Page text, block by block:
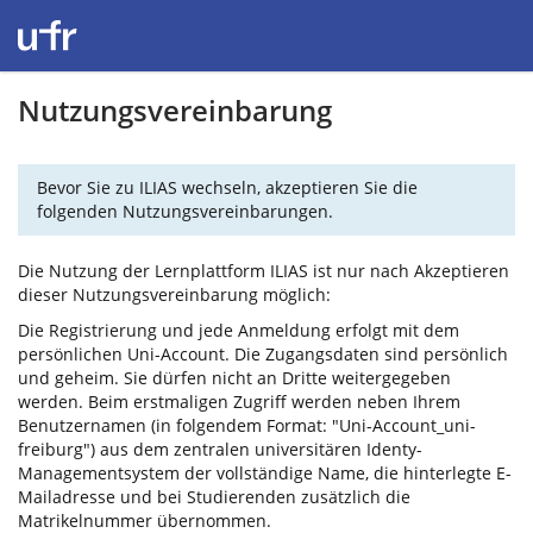
Nutzungsvereinbarung
Bevor Sie zu ILIAS wechseln, akzeptieren Sie die
folgenden Nutzungsvereinbarungen.
Die Nutzung der Lernplattform ILIAS ist nur nach Akzeptieren
dieser Nutzungsvereinbarung möglich:
Die Registrierung und jede Anmeldung erfolgt mit dem
persönlichen Uni-Account. Die Zugangsdaten sind persönlich
und geheim. Sie dürfen nicht an Dritte weitergegeben
werden. Beim erstmaligen Zugriff werden neben Ihrem
Benutzernamen (in folgendem Format: "Uni-Account_uni-
freiburg") aus dem zentralen universitären Identy-
Managementsystem der vollständige Name, die hinterlegte E-
Mailadresse und bei Studierenden zusätzlich die
Matrikelnummer übernommen.